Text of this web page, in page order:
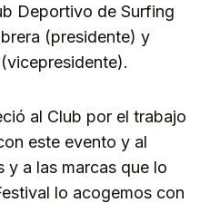
Deportivo de Surfing
(presidente) y
al Club por el trabajo
este evento y al
y a las marcas que lo
lo acogemos con